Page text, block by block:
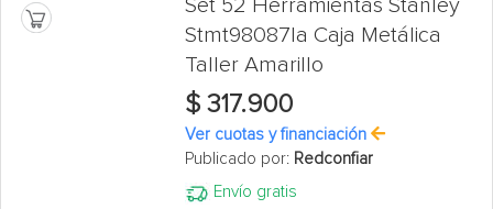
Set 52 Herramientas Stanley
Stmt98087la Caja Metálica
Taller Amarillo
$ 317.900
Ver cuotas y financiación
Publicado por: Redconfiar
Envío gratis